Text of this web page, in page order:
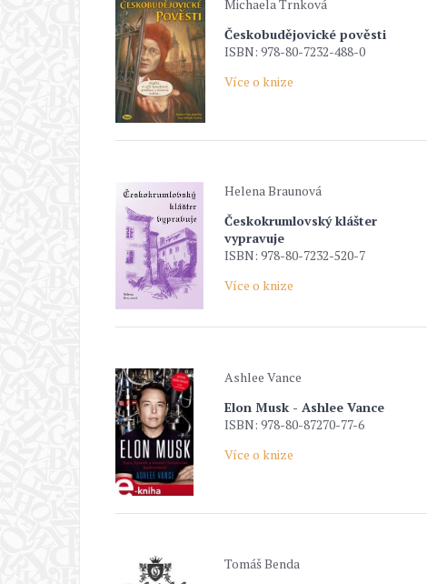
Michaela Trnková
Českobudějovické pověsti
ISBN: 978-80-7232-488-0
Více o knize
Helena Braunová
Českokrumlovský klášter
vypravuje
ISBN: 978-80-7232-520-7
Více o knize
Ashlee Vance
Elon Musk - Ashlee Vance
ISBN: 978-80-87270-77-6
Více o knize
Tomáš Benda